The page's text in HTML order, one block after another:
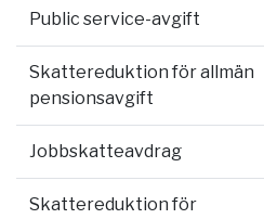
Public service-avgift
Skattereduktion för allmän
pensionsavgift
Jobbskatteavdrag
Skattereduktion för